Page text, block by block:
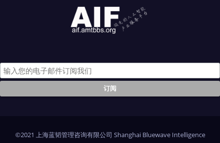
©2021 上海蓝韬管理咨询有限公司 Shanghai Bluewave Intelligence